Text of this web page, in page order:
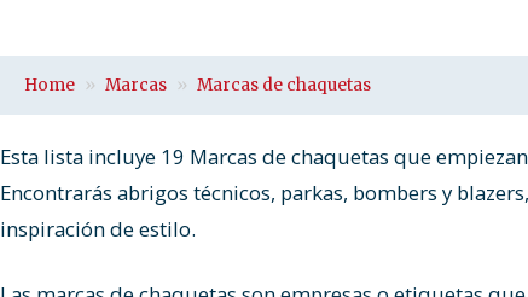
Home Marcas Marcas de chaquetas
Esta lista incluye 19 Marcas de chaquetas que empiezan
Encontrarás abrigos técnicos, parkas, bombers y
inspiración de estilo.